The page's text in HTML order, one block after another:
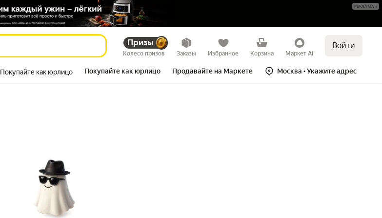
Призы
Колесо призов Заказы Избранное Корзина Маркет AI
Войти
Покупайте как юрлицо Покупайте как юрлицо Продавайте на Маркете Москва • Укажите адрес
РЕКЛАМА